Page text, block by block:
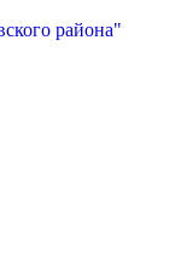
района"